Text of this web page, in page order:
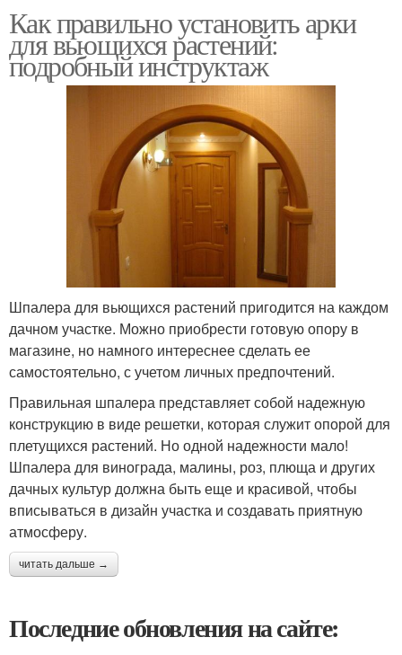
Как правильно установить арки
для вьющихся растений:
подробный инструктаж
Шпалера для вьющихся растений пригодится на каждом
дачном участке. Можно приобрести готовую опору в
магазине, но намного интереснее сделать ее
самостоятельно, с учетом личных предпочтений.
Правильная шпалера представляет собой надежную
конструкцию в виде решетки, которая служит опорой для
плетущихся растений. Но одной надежности мало!
Шпалера для винограда, малины, роз, плюща и других
дачных культур должна быть еще и красивой, чтобы
вписываться в дизайн участка и создавать приятную
атмосферу.
читать дальше →
Последние обновления на сайте: